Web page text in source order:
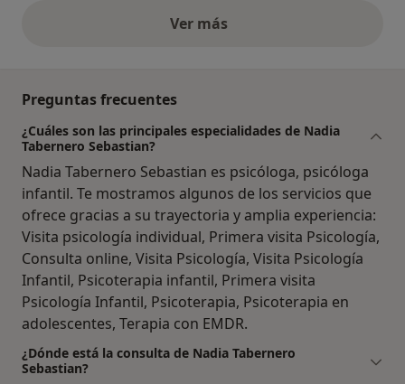
Ver másopiniones anteriores
Preguntas frecuentes
¿Cuáles son las principales especialidades de Nadia
Tabernero Sebastian?
Nadia Tabernero Sebastian es psicóloga, psicóloga
infantil. Te mostramos algunos de los servicios que
ofrece gracias a su trayectoria y amplia experiencia:
Visita psicología individual, Primera visita Psicología,
Consulta online, Visita Psicología, Visita Psicología
Infantil, Psicoterapia infantil, Primera visita
Psicología Infantil, Psicoterapia, Psicoterapia en
adolescentes, Terapia con EMDR.
¿Dónde está la consulta de Nadia Tabernero
Sebastian?